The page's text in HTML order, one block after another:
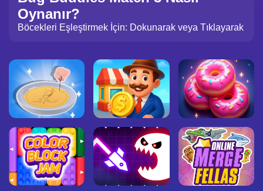
Oynanır?
Böcekleri Eşleştirmek İçin: Dokunarak veya Tıklayarak